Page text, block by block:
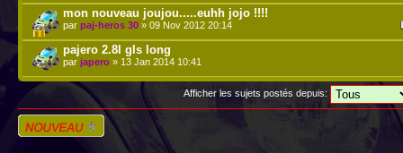
mon nouveau joujou.....euhh jojo !!!!
par paj-heros 30 » 09 Nov 2012 20:14
pajero 2.8l gls long
par japero » 13 Jan 2014 10:41
Afficher les sujets postés depuis:
Écrire un nouveau
sujet